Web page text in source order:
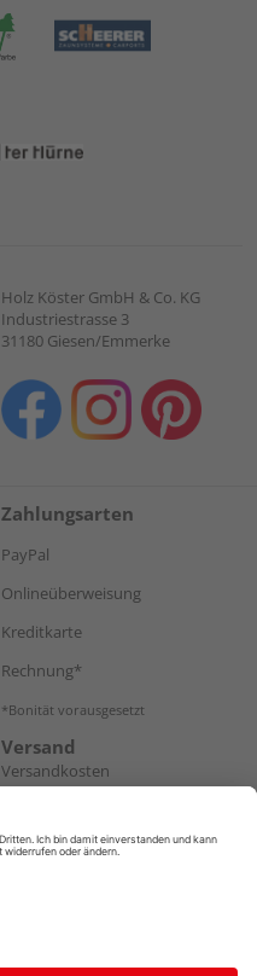
Holz Köster GmbH & Co. KG
Industriestrasse 3
31180 Giesen/Emmerke
Zahlungsarten
PayPal
Onlineüberweisung
Kreditkarte
Rechnung*
*Bonität vorausgesetzt
Versand
Versandkosten
Widerruf Datenschutz